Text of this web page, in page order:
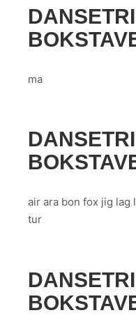
ma
air ara bon fox jig lag
tur